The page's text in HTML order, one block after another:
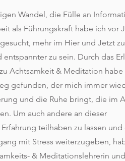
Wandel, die Fülle an
als Führungskraft habe ich vor
mehr im Hier und Jetzt
entspannter zu sein. Durch das
Achtsamkeit & Meditation habe
gefunden, der mich immer
und die Ruhe bringt, die im
Um auch andere an dieser
teilhaben zu lassen und
mit Stress weiterzugeben,
& Meditationslehrerin